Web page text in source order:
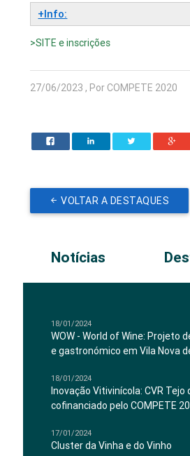
+Info:
>SITE e inscrições
27/06/2023 , Por COMPETE 2020
VOLTAR A DESTAQUES
Notícias
18/01/2024
WOW - World of Wine: Projeto
e gastronómico em Vila Nova
18/01/2024
Inovação Vitivinícola: CVR
cofinanciado pelo COMPETE
17/01/2024
Cluster da Vinha e do Vinho